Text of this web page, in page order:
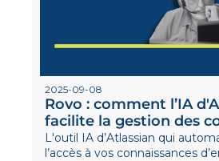
2025-09-08
Rovo : comment l’IA
facilite la gestion des
en entreprise.
L'outil IA d’Atlassian qui
l’accès à vos connaissances